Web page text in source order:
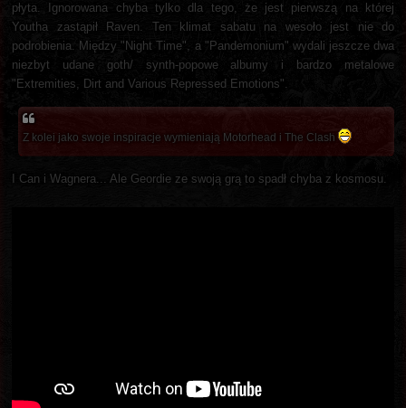
płyta. Ignorowana chyba tylko dla tego, że jest pierwszą na której
Youtha zastąpił Raven. Ten klimat sabatu na wesoło jest nie do
podrobienia. Między "Night Time", a "Pandemonium" wydali jeszcze dwa
niezbyt udane goth/ synth-popowe albumy i bardzo metalowe
"Extremities, Dirt and Various Repressed Emotions".
Z kolei jako swoje inspiracje wymieniają Motorhead i The Clash
I Can i Wagnera... Ale Geordie ze swoją grą to spadł chyba z kosmosu.